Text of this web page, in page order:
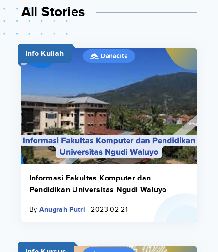
All Stories
Info Kuliah
Informasi Fakultas Komputer dan
Pendidikan Universitas Ngudi Waluyo
By Anugrah Putri 2023-02-21